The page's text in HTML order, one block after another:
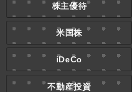
株主優待
米国株
iDeCo
不動産投資